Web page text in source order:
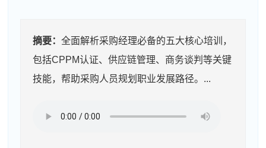
摘要：全面解析采购经理必备的五大核心培训，
包括CPPM认证、供应链管理、商务谈判等关键
技能，帮助采购人员规划职业发展路径。...